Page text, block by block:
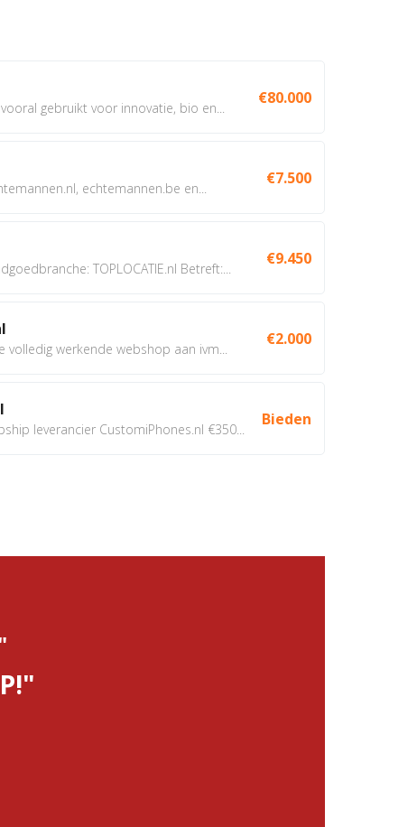
gebruikt voor innovatie, bio en...
€80.000
echtemannen.be en...
€7.500
TOPLOCATIE.nl Betreft:...
€9.450
werkende webshop aan ivm...
€2.000
leverancier CustomiPhones.nl €350...
Bieden